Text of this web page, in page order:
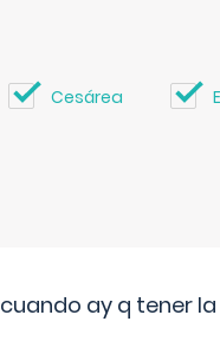
Cesárea
cuando ay q tener